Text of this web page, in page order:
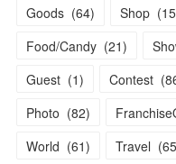
Goods (64) Shop (15
Food/Candy (21)
Guest (1) Contest (
Photo (82)
World (61) Travel (